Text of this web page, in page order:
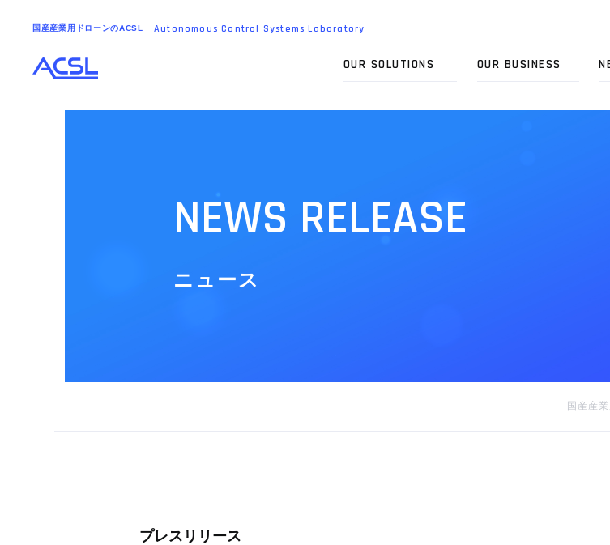
国産産業用ドローンのACSL AutonomousControl SystemsLaboratory
OUR SOLUTIONS OUR BUSINESS N
NEWS RELEASE
ニ ュ ース
国産産
プレスリリース